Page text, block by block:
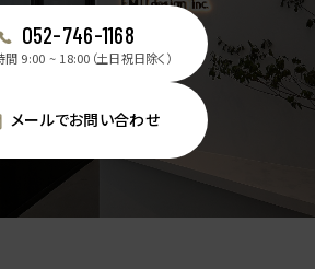
052-746-1168
9:00 ~ 18:00（土日祝日除く）
メールでお問い合わせ